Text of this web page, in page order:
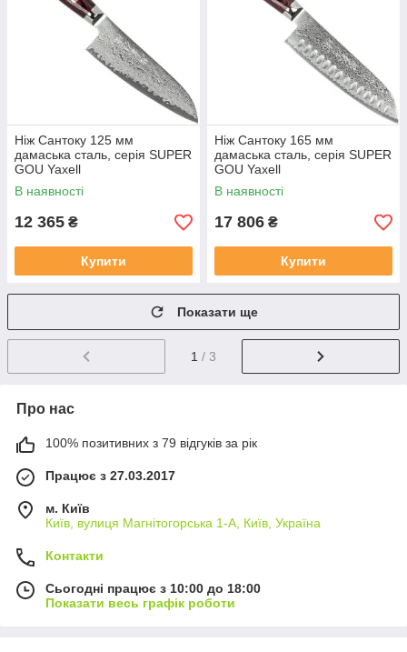
Ніж Сантоку 125 мм
дамаська сталь, серія SUPER
GOU Yaxell
В наявності
12 365 ₴
Купити
Ніж Сантоку 165 мм
дамаська сталь, серія SUPER
GOU Yaxell
В наявності
17 806 ₴
Купити
Показати ще
1 / 3
Про нас
100% позитивних з 79 відгуків за рік
Працює з 27.03.2017
м. Київ
Київ, вулиця Магнітогорська 1-А, Київ, Україна
Контакти
Сьогодні працює з 10:00 до 18:00
Показати весь графік роботи